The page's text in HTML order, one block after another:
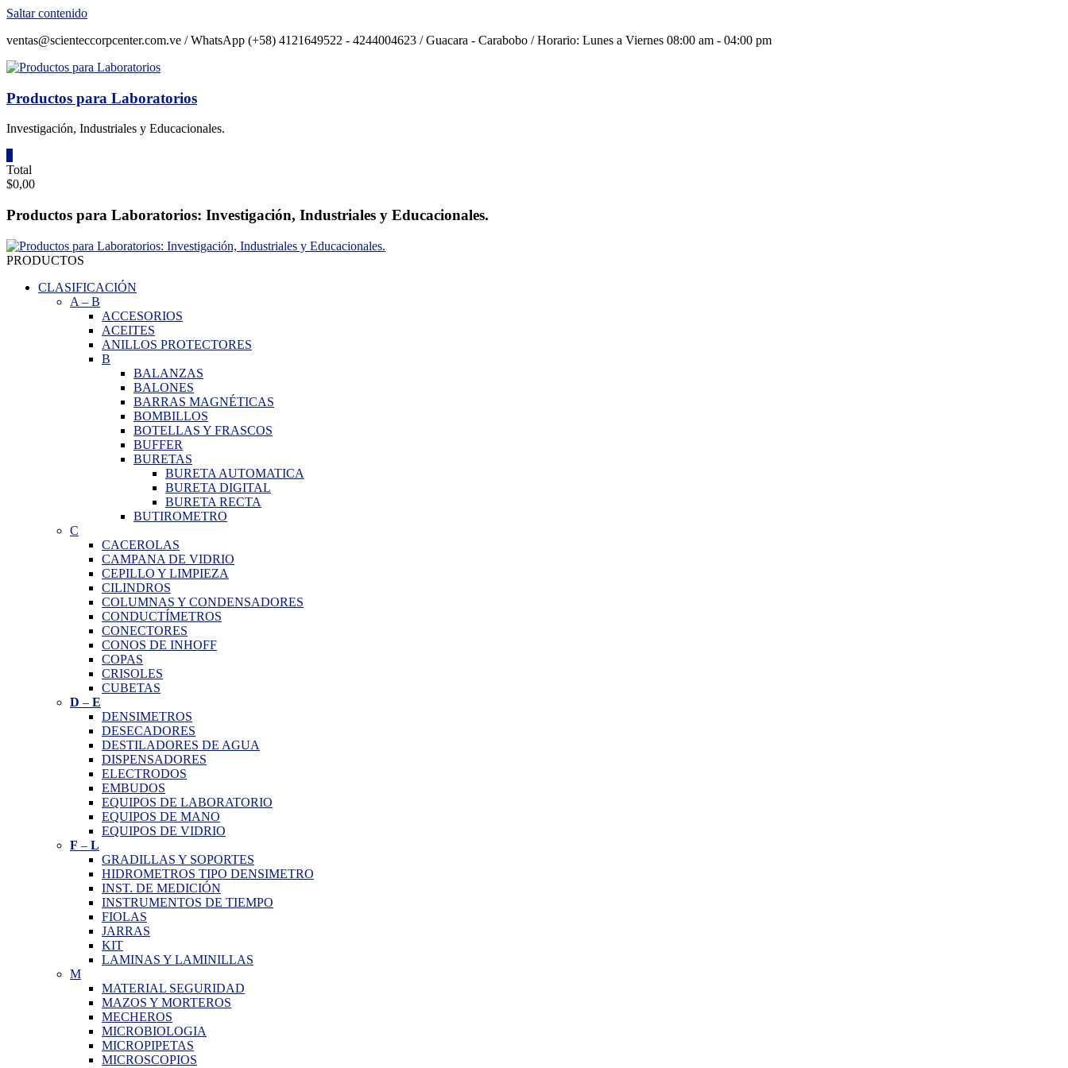
Saltar contenido
ventas@scienteccorpcenter.com.ve / WhatsApp (+58) 4121649522 - 4244004623 / Guacara - Carabobo / Horario: Lunes a Viernes 08:00 am - 04:00 pm
Productos para Laboratorios
Investigación, Industriales y Educacionales.
Total
$0,00
Productos para Laboratorios: Investigación, Industriales y Educacionales.
PRODUCTOS
CLASIFICACIÓN
A – B
ACCESORIOS
ACEITES
ANILLOS PROTECTORES
B
BALANZAS
BALONES
BARRAS MAGNÉTICAS
BOMBILLOS
BOTELLAS Y FRASCOS
BUFFER
BURETAS
BURETA AUTOMATICA
BURETA DIGITAL
BURETA RECTA
BUTIROMETRO
C
CACEROLAS
CAMPANA DE VIDRIO
CEPILLO Y LIMPIEZA
CILINDROS
COLUMNAS Y CONDENSADORES
CONDUCTÍMETROS
CONECTORES
CONOS DE INHOFF
COPAS
CRISOLES
CUBETAS
D – E
DENSIMETROS
DESECADORES
DESTILADORES DE AGUA
DISPENSADORES
ELECTRODOS
EMBUDOS
EQUIPOS DE LABORATORIO
EQUIPOS DE MANO
EQUIPOS DE VIDRIO
F – L
GRADILLAS Y SOPORTES
HIDROMETROS TIPO DENSIMETRO
INST. DE MEDICIÓN
INSTRUMENTOS DE TIEMPO
FIOLAS
JARRAS
KIT
LAMINAS Y LAMINILLAS
M
MATERIAL SEGURIDAD
MAZOS Y MORTEROS
MECHEROS
MICROBIOLOGIA
MICROPIPETAS
MICROSCOPIOS